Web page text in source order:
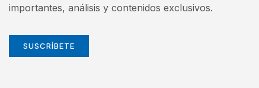
importantes, análisis y contenidos exclusivos.
SUSCRÍBETE